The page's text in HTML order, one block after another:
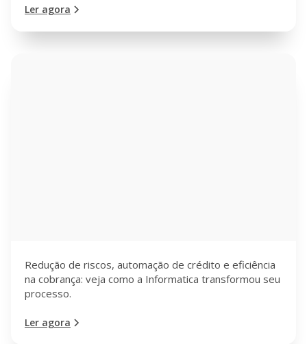
Ler agora
Redução de riscos, automação de crédito e eficiência
na cobrança: veja como a Informatica transformou seu
processo.
Ler agora